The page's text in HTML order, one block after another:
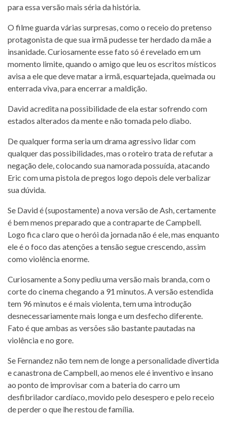
para essa versão mais séria da história.
O filme guarda várias surpresas, como o receio do pretenso
protagonista de que sua irmã pudesse ter herdado da mãe a
insanidade. Curiosamente esse fato só é revelado em um
momento limite, quando o amigo que leu os escritos místicos
avisa a ele que deve matar a irmã, esquartejada, queimada ou
enterrada viva, para encerrar a maldição.
David acredita na possibilidade de ela estar sofrendo com
estados alterados da mente e não tomada pelo diabo.
De qualquer forma seria um drama agressivo lidar com
qualquer das possibilidades, mas o roteiro trata de refutar a
negação dele, colocando sua namorada possuída, atacando
Eric com uma pistola de pregos logo depois dele verbalizar
sua dúvida.
Se David é (supostamente) a nova versão de Ash, certamente
é bem menos preparado que a contraparte de Campbell.
Logo fica claro que o herói da jornada não é ele, mas enquanto
ele é o foco das atenções a tensão segue crescendo, assim
como violência enorme.
Curiosamente a Sony pediu uma versão mais branda, com o
corte do cinema chegando a 91 minutos. A versão estendida
tem 96 minutos e é mais violenta, tem uma introdução
desnecessariamente mais longa e um desfecho diferente.
Fato é que ambas as versões são bastante pautadas na
violência e no gore.
Se Fernandez não tem nem de longe a personalidade divertida
e canastrona de Campbell, ao menos ele é inventivo e insano
ao ponto de improvisar com a bateria do carro um
desfibrilador cardíaco, movido pelo desespero e pelo receio
de perder o que lhe restou de família.